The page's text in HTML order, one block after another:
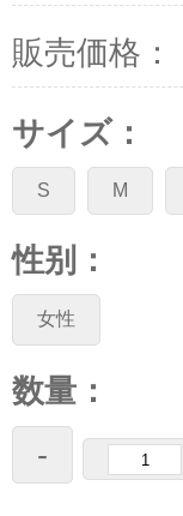
販売価格：
サイズ：
S M
性别：
女性
数量：
-